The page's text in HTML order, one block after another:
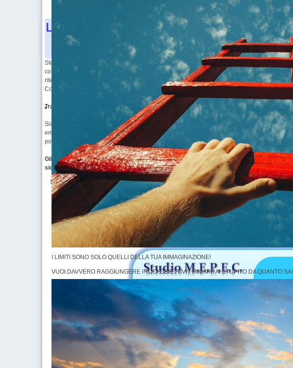
I LIMITI SONO SOLO QUELLI DELLA TUA IMMAGINAZIONE!
VUOI DAVVERO RAGGIUNGERE I TUOI OBIETTIVI? RIMARRAI STUPITO DA QUANTO
L'apprendimento è un naturale processo
e non ostacolato con racconti
Studio M.E.P.E.C., nei suoi Corsi di Metodologie di Apprendimento Efficace, Tecniche di
conoscenze sui meccanismi di apprendimento dei giovani e sui processi di memorizzazione
ritenzione, elaborazione e recupero delle informazioni, conoscenze che derivano
Comportamentale e Neuroscienze, usati con successo da decenni nell'insegnamento
Trasmettiamo agli studenti un atteggiamento completamente differente verso le materie
Siamo convinti che quando gli studenti vivono esperienze piacevoli e facilmente
emozioni che vanno a determinare quel valore aggiunto necessario alla costruzione di una
potenzialità.
Gli studenti oggi hanno un disperato bisogno di credere in sé stessi e di avere persone
sicurezza nel futuro e sopratutto nelle loro capacità e nella loro maturità di scelta e
Se vuoi contattare Studio M.E.P.E.C. per richiedere una collaborazione
conferenze che stiamo organizzando per le Scuole, telefona al